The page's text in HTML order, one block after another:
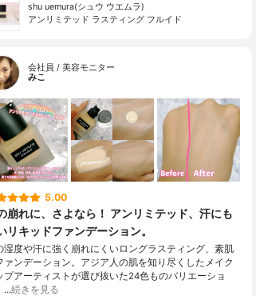
shu uemura(シュウ ウエムラ)
アンリミテッド ラスティング フルイド
会社員 / 美容モニター
みこ
5.00
崩れに、さよなら！ アンリミテッド、汗にも
リキッドファンデーション。
湿度や汗に強く崩れにくいロングラスティング、素肌
ァンデーション。アジア人の肌を知り尽くしたメイク
プアーティストが選び抜いた24色ものバリエーショ
…続きを見る